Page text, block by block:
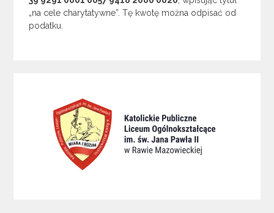
„na cele charytatywne”. Tę kwotę można odpisać od
podatku.